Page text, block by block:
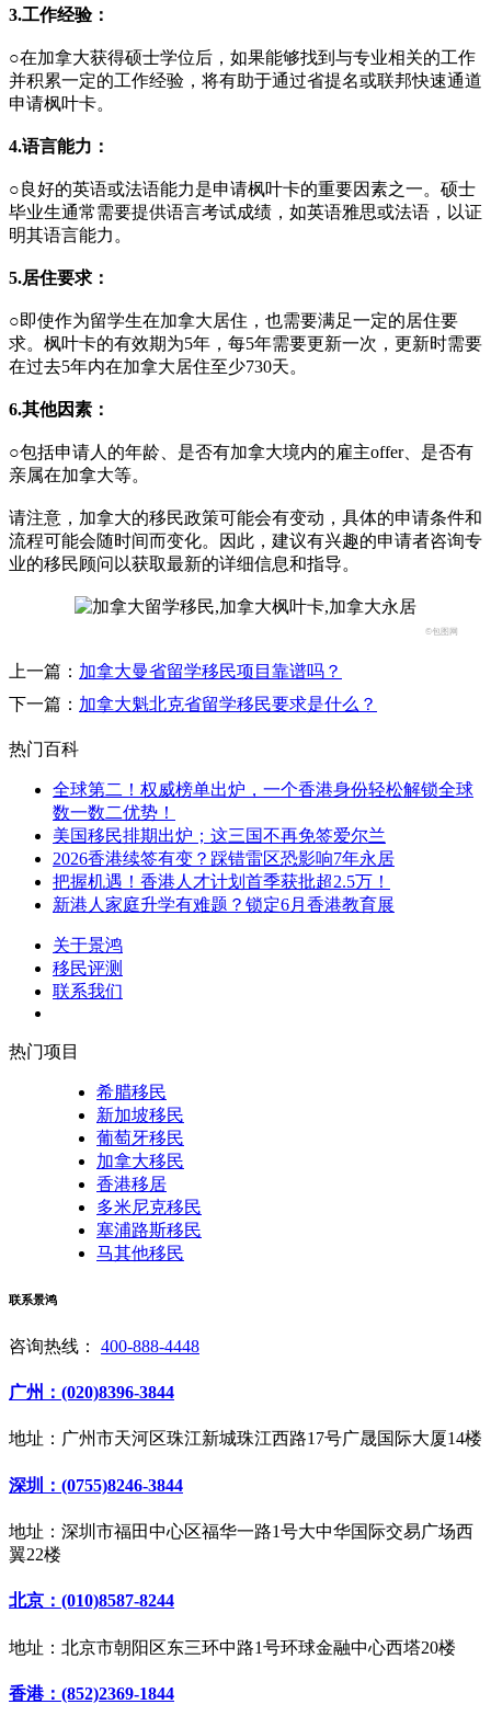
3.工作经验：
○在加拿大获得硕士学位后，如果能够找到与专业相关的工作
并积累一定的工作经验，将有助于通过省提名或联邦快速通道
申请枫叶卡。
4.语言能力：
○良好的英语或法语能力是申请枫叶卡的重要因素之一。硕士
毕业生通常需要提供语言考试成绩，如英语雅思或法语，以证
明其语言能力。
5.居住要求：
○即使作为留学生在加拿大居住，也需要满足一定的居住要
求。枫叶卡的有效期为5年，每5年需要更新一次，更新时需要
在过去5年内在加拿大居住至少730天。
6.其他因素：
○包括申请人的年龄、是否有加拿大境内的雇主offer、是否有
亲属在加拿大等。
请注意，加拿大的移民政策可能会有变动，具体的申请条件和
流程可能会随时间而变化。因此，建议有兴趣的申请者咨询专
业的移民顾问以获取最新的详细信息和指导。
©包图网
上一篇： 加拿大曼省留学移民项目靠谱吗？
下一篇： 加拿大魁北克省留学移民要求是什么？
热门百科
全球第二！权威榜单出炉，一个香港身份轻松解锁全球
数一数二优势！
美国移民排期出炉；这三国不再免签爱尔兰
2026香港续签有变？踩错雷区恐影响7年永居
把握机遇！香港人才计划首季获批超2.5万！
新港人家庭升学有难题？锁定6月香港教育展
关于景鸿
移民评测
联系我们
热门项目
希腊移民
新加坡移民
葡萄牙移民
加拿大移民
香港移居
多米尼克移民
塞浦路斯移民
马其他移民
联系景鸿
咨询热线： 400-888-4448
广州：(020)8396-3844
地址：广州市天河区珠江新城珠江西路17号广晟国际大厦14楼
深圳：(0755)8246-3844
地址：深圳市福田中心区福华一路1号大中华国际交易广场西
翼22楼
北京：(010)8587-8244
地址：北京市朝阳区东三环中路1号环球金融中心西塔20楼
香港：(852)2369-1844